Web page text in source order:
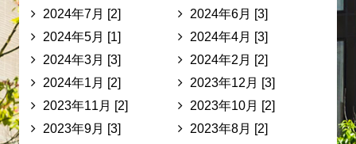
2024年7月 [2]
2024年6月 [3]
2024年5月 [1]
2024年4月 [3]
2024年3月 [3]
2024年2月 [2]
2024年1月 [2]
2023年12月 [3]
2023年11月 [2]
2023年10月 [2]
2023年9月 [3]
2023年8月 [2]